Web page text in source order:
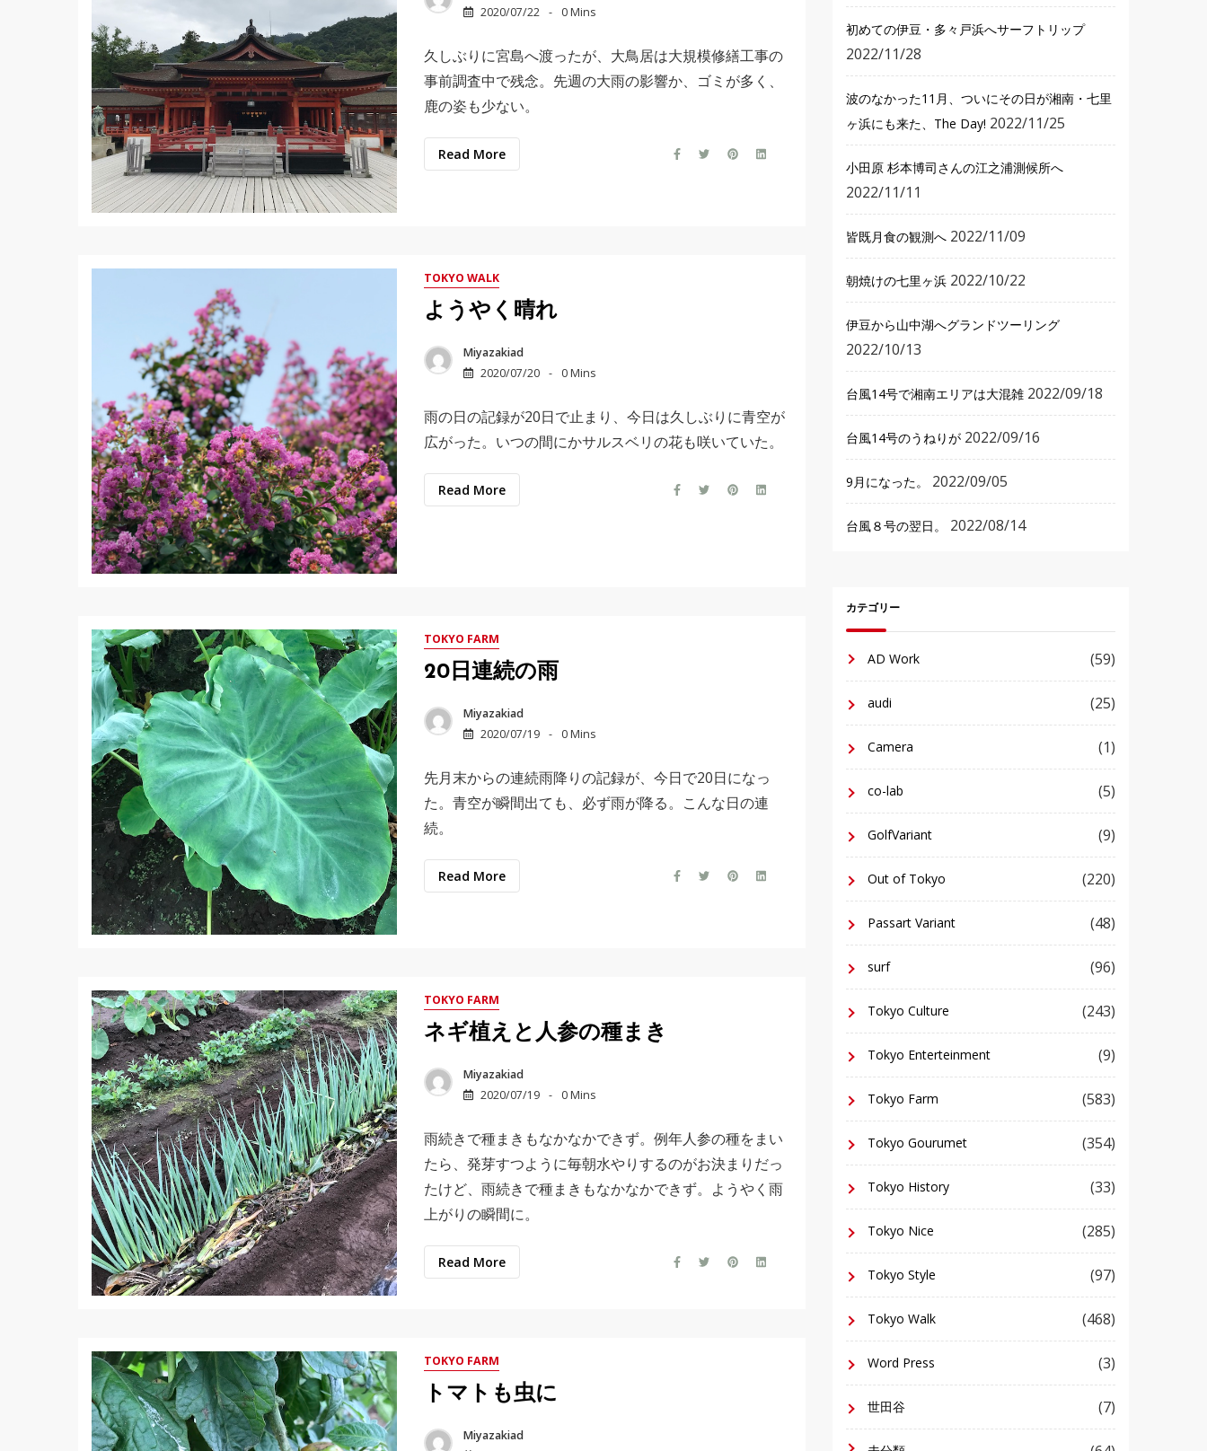
2020/07/22
0 Mins
久しぶりに宮島へ渡ったが、大鳥居は大規模修繕工事の
事前調査中で残念。先週の大雨の影響か、ゴミが多く、
鹿の姿も少ない。
Read More
TOKYO WALK
ようやく晴れ
Miyazakiad
2020/07/20
0 Mins
雨の日の記録が20日で止まり、今日は久しぶりに青空が
広がった。いつの間にかサルスベリの花も咲いていた。
Read More
TOKYO FARM
20日連続の雨
Miyazakiad
2020/07/19
0 Mins
先月末からの連続雨降りの記録が、今日で20日になっ
た。青空が瞬間出ても、必ず雨が降る。こんな日の連
続。
Read More
TOKYO FARM
ネギ植えと人参の種まき
Miyazakiad
2020/07/19
0 Mins
雨続きで種まきもなかなかできず。例年人参の種をまい
たら、発芽すつように毎朝水やりするのがお決まりだっ
たけど、雨続きで種まきもなかなかできず。ようやく雨
上がりの瞬間に。
Read More
TOKYO FARM
トマトも虫に
Miyazakiad
初めての伊豆・多々戸浜へサーフトリップ
2022/11/28
波のなかった11月、ついにその日が湘南・七里
ヶ浜にも来た、The Day! 2022/11/25
小田原 杉本博司さんの江之浦測候所へ
2022/11/11
皆既月食の観測へ 2022/11/09
朝焼けの七里ヶ浜 2022/10/22
伊豆から山中湖へグランドツーリング
2022/10/13
台風14号で湘南エリアは大混雑 2022/09/18
台風14号のうねりが 2022/09/16
9月になった。 2022/09/05
台風８号の翌日。 2022/08/14
カテゴリー
AD Work (59)
audi (25)
Camera (1)
co-lab (5)
GolfVariant (9)
Out of Tokyo (220)
Passart Variant (48)
surf (96)
Tokyo Culture (243)
Tokyo Enterteinment (9)
Tokyo Farm (583)
Tokyo Gourumet (354)
Tokyo History (33)
Tokyo Nice (285)
Tokyo Style (97)
Tokyo Walk (468)
Word Press (3)
世田谷 (7)